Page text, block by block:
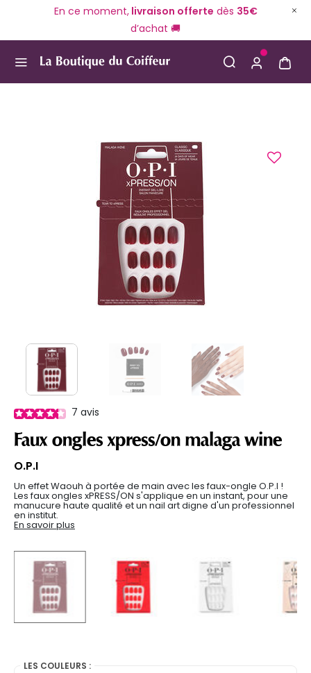
En ce moment,livraison offerte dès 35€
d’achat 🚚
7 avis
Faux ongles xpress/on malaga wine
O.P.I
Un effet Waouh à portée de main avec les faux-ongle O.P.I !
Les faux ongles xPRESS/ON s'applique en un instant, pour une
manucure haute qualité et un nail art digne d'un professionnel
en institut.
En savoir plus
selected
LES COULEURS :